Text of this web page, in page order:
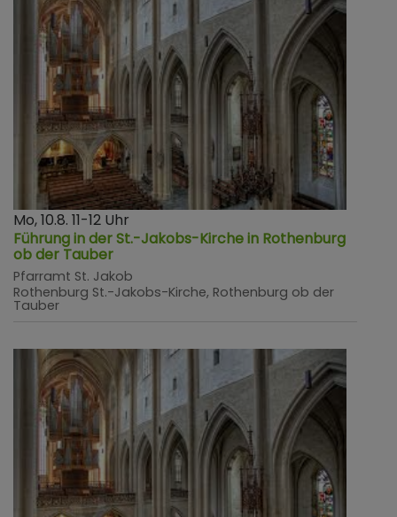
Mo, 10.8. 11-12 Uhr
Führung in der St.-Jakobs-Kirche in Rothenburg
ob der Tauber
Pfarramt St. Jakob
Rothenburg St.-Jakobs-Kirche, Rothenburg ob der
Tauber